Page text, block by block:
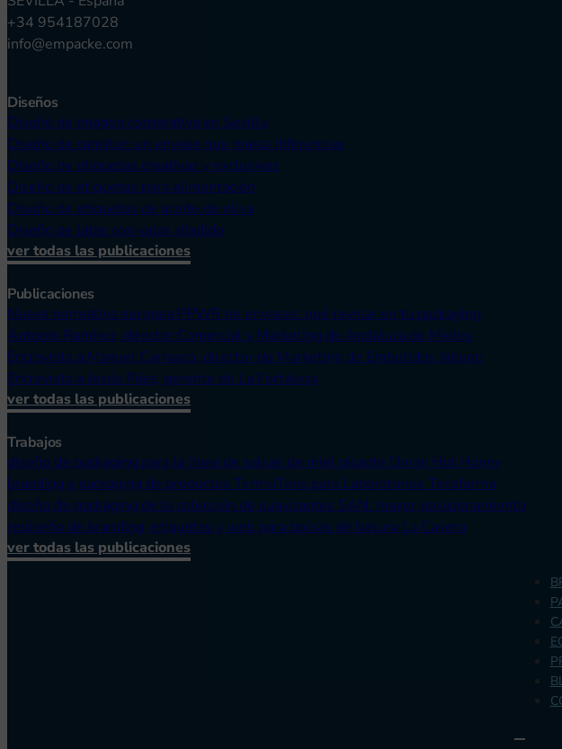
+34 954187028
info@empacke.com
Diseños
Diseño de imagen corporativa en Sevilla
Diseño de canister: un envase que marca diferencias
Diseño de etiquetas creativas y exclusivas
Diseño de etiquetas para alimentación
Diseño de etiquetas de aceite de oliva
Diseño de latas con valor añadido
ver todas las publicaciones
Publicaciones
Nueva normativa europea PPWR de envases: qué revisar en tu packaging
Antonio Ramírez, director Comercial y Marketing de Andaluza de Mieles
Entrevista a Manuel Carrasco, director de Marketing de Embutidos Jabugo
Entrevista a Jesús Páez, gerente de La Fortaleza
ver todas las publicaciones
Trabajos
diseño de packaging para la línea de salsas de miel picante Doray Hot Honey
branding y packaging de productos TermoTens para Laboratorios Tecofarma
diseño de packaging de la colección de suavizantes SAN: mayor posicionamiento
rediseño de branding, etiquetas y web para bolsas de basura La Casera
ver todas las publicaciones